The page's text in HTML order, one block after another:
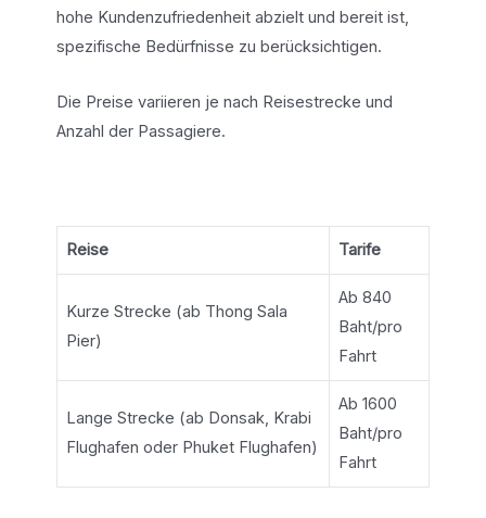
hohe Kundenzufriedenheit abzielt und bereit ist,
spezifische Bedürfnisse zu berücksichtigen.
Die Preise variieren je nach Reisestrecke und
Anzahl der Passagiere.
Reise Tarife
Kurze Strecke (ab Thong Sala
Pier)
Ab 840
Baht/pro
Fahrt
Lange Strecke (ab Donsak, Krabi
Flughafen oder Phuket Flughafen)
Ab 1600
Baht/pro
Fahrt